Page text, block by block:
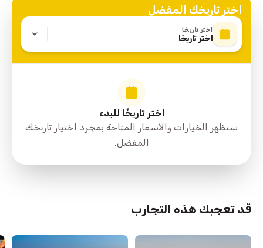
اختر تاريخك المفضل
اختر تاريخًا
اختر تاريخًا
اختر تاريخًا للبدء
ستظهر الخيارات والأسعار المتاحة بمجرد اختيار تاريخك
المفضل.
قد تعجبك هذه التجارب